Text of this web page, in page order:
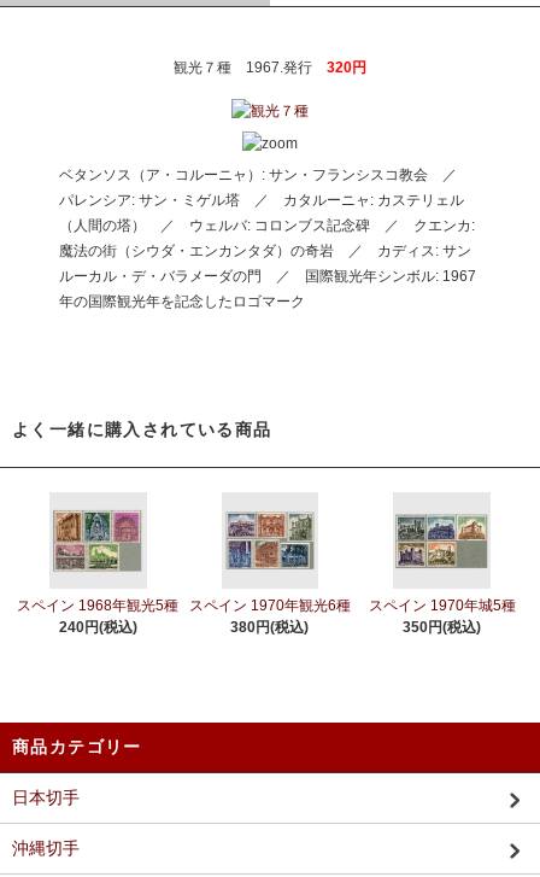
観光７種 1967.発行 320円
ベタンソス（ア・コルーニャ）: サン・フランシスコ教会 ／
パレンシア: サン・ミゲル塔 ／ カタルーニャ: カステリェル
（人間の塔） ／ ウェルバ: コロンブス記念碑 ／ クエンカ:
魔法の街（シウダ・エンカンタダ）の奇岩 ／ カディス: サン
ルーカル・デ・バラメーダの門 ／ 国際観光年シンボル: 1967
年の国際観光年を記念したロゴマーク
よく一緒に購入されている商品
スペイン 1968年観光5種
240円(税込)
スペイン 1970年観光6種
380円(税込)
スペイン 1970年城5種
350円(税込)
商品カテゴリー
日本切手
沖縄切手